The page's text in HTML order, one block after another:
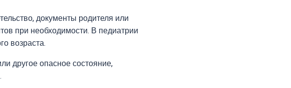
документы родителя или
при необходимости. В педиатрии
возраста.
другое опасное состояние,